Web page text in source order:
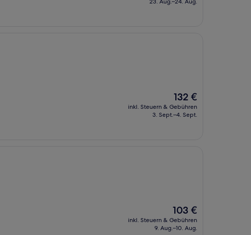
Der
Preis
beträgt
132 €
inkl. Steuern & Gebühren
3. Sept.–4. Sept.
Der
Preis
beträgt
103 €
inkl. Steuern & Gebühren
9. Aug.–10. Aug.